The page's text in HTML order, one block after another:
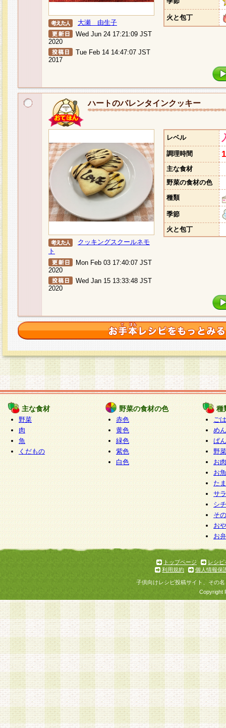
大瀬 由生子
Wed Jun 24 17:21:09 JST
2020
Tue Feb 14 14:47:07 JST
2017
火と包丁
ハートのバレンタインクッキー
クッキングスクールネモ
ト
Mon Feb 03 17:40:07 JST
2020
Wed Jan 15 13:33:48 JST
2020
レベル
調理時間
主な食材
野菜の食材の色
種類
季節
火と包丁
主な食材
野菜
肉
魚
くだもの
野菜の食材の色
赤色
黄色
緑色
紫色
白色
種
ご
めん
ぱん
野
お
お
た
サ
シ
そ
お
お
トップページ
レシピ
利用規約
個人情報保
子供向けレシピ投稿サイト、その
Copyright